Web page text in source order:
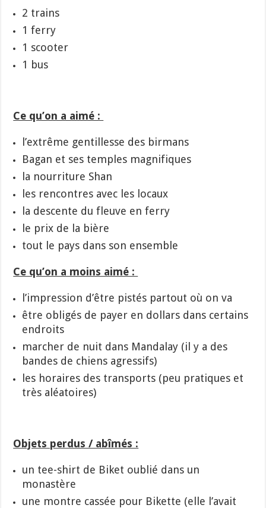
2 trains
1 ferry
1 scooter
1 bus
Ce qu’on a aimé :
l’extrême gentillesse des birmans
Bagan et ses temples magnifiques
la nourriture Shan
les rencontres avec les locaux
la descente du fleuve en ferry
le prix de la bière
tout le pays dans son ensemble
Ce qu’on a moins aimé :
l’impression d’être pistés partout où on va
être obligés de payer en dollars dans certains
endroits
marcher de nuit dans Mandalay (il y a des
bandes de chiens agressifs)
les horaires des transports (peu pratiques et
très aléatoires)
Objets perdus / abîmés :
un tee-shirt de Biket oublié dans un
monastère
une montre cassée pour Bikette (elle l’avait